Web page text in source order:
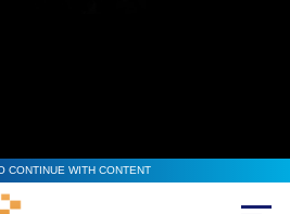
CONTINUE WITH CONTENT